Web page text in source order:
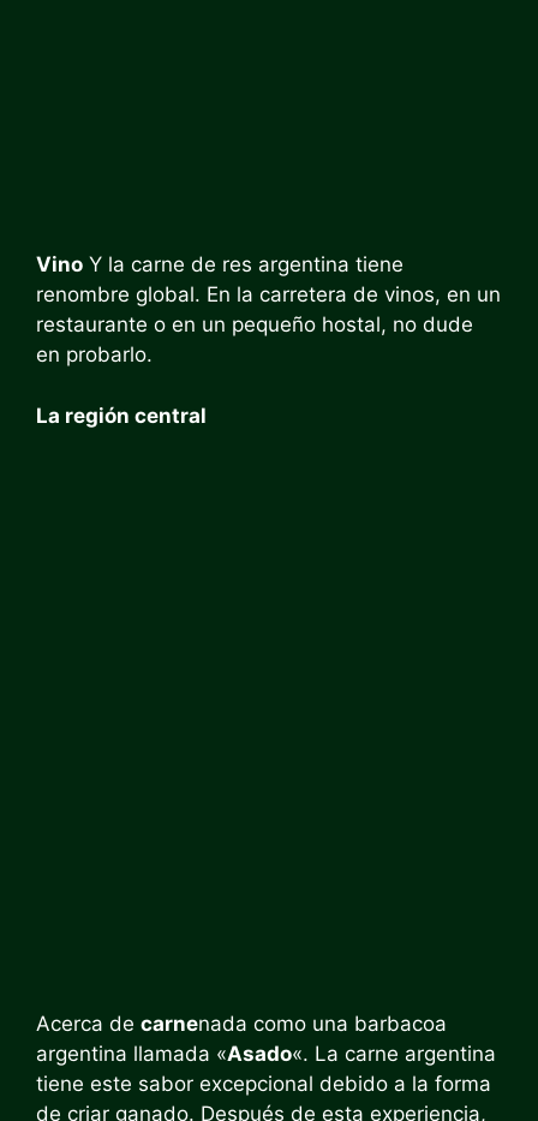
Vino Y la carne de res argentina tiene
renombre global. En la carretera de vinos, en un
restaurante o en un pequeño hostal, no dude
en probarlo.
La región central
Acerca de carnenada como una barbacoa
argentina llamada «Asado«. La carne argentina
tiene este sabor excepcional debido a la forma
de criar ganado. Después de esta experiencia,